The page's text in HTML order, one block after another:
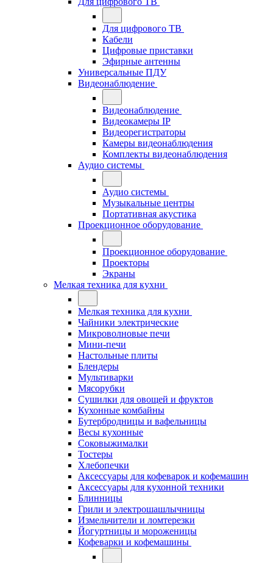
Для цифрового ТВ
Кабели
Цифровые приставки
Эфирные антенны
Универсальные ПДУ
Видеонаблюдение
Видеонаблюдение
Видеокамеры IP
Видеорегистраторы
Камеры видеонаблюдения
Комплекты видеонаблюдения
Аудио системы
Аудио системы
Музыкальные центры
Портативная акустика
Проекционное оборудование
Проекционное оборудование
Проекторы
Экраны
Мелкая техника для кухни
Мелкая техника для кухни
Чайники электрические
Микроволновые печи
Мини-печи
Настольные плиты
Блендеры
Мультиварки
Мясорубки
Сушилки для овощей и фруктов
Кухонные комбайны
Бутербродницы и вафельницы
Весы кухонные
Соковыжималки
Тостеры
Хлебопечки
Аксессуары для кофеварок и кофемашин
Аксессуары для кухонной техники
Блинницы
Грили и электрошашлычницы
Измельчители и ломтерезки
Йогуртницы и мороженицы
Кофеварки и кофемашины